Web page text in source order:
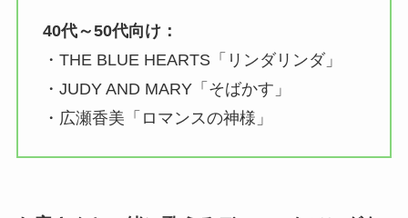
40代～50代向け：
・THE BLUE HEARTS「リンダリンダ」
・JUDY AND MARY「そばかす」
・広瀬香美「ロマンスの神様」